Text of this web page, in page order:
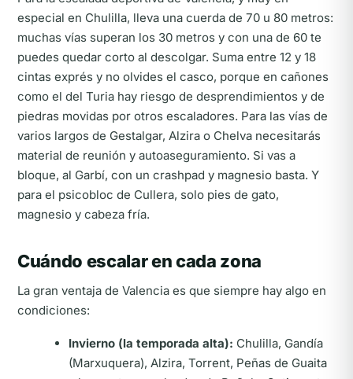
especial en Chulilla, lleva una cuerda de 70 u 80 metros:
muchas vías superan los 30 metros y con una de 60 te
puedes quedar corto al descolgar. Suma entre 12 y 18
cintas exprés y no olvides el casco, porque en cañones
como el del Turia hay riesgo de desprendimientos y de
piedras movidas por otros escaladores. Para las vías de
varios largos de Gestalgar, Alzira o Chelva necesitarás
material de reunión y autoaseguramiento. Si vas a
bloque, al Garbí, con un crashpad y magnesio basta. Y
para el psicobloc de Cullera, solo pies de gato,
magnesio y cabeza fría.
Cuándo escalar en cada zona
La gran ventaja de Valencia es que siempre hay algo en
condiciones:
Invierno (la temporada alta): Chulilla, Gandía
(Marxuquera), Alzira, Torrent, Peñas de Guaita